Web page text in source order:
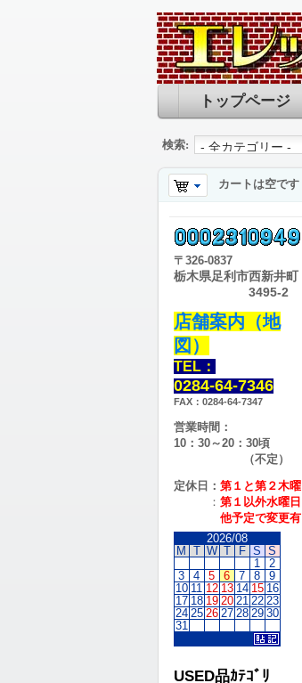
トップページ
検索:
カートは空です
〒 326-0837
栃木県足利市西新井町
3495-2
店舗案内（地
図）
TEL：
0284-64-7346
FAX：0284-64-7347
営業時間：
10：30～20：30頃
（不定）
定休日： 第１と第２木曜
： 第１以外水曜日
他予定で変更有
2026/08
M
T W T F S S
1
2
3
4 5 6 7 8
9
10 11 12 13 14 15 16
17 18 19 20 21 22 23
24 25 26 27 28 29 30
31
USED品ｶﾃｺﾞﾘ